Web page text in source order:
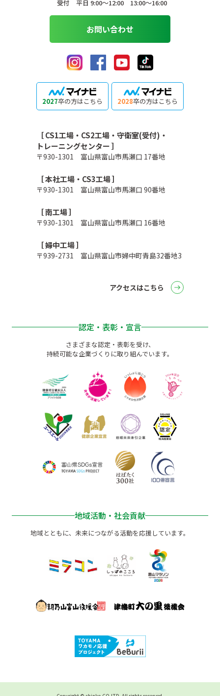
受付 平日 9:00〜12:00 13:00〜16:00
お問い合わせ
2027卒の方はこちら 2028卒の方はこちら
［ CS1工場・CS2工場・守衛室(受付)・
トレーニングセンター ］
〒930-1301 富山県富山市馬瀬口 17番地
［ 本社工場・CS3工場 ］
〒930-1301 富山県富山市馬瀬口 90番地
［ 南工場 ］
〒930-1301 富山県富山市馬瀬口 16番地
［ 婦中工場 ］
〒939-2731 富山県富山市婦中町青島32番地3
アクセスはこちら
認定・表彰・宣言
さまざまな認定・表彰を受け、
持続可能な企業づくりに取り組んでいます。
地域活動・社会貢献
地域とともに、未来につながる活動を応援しています。